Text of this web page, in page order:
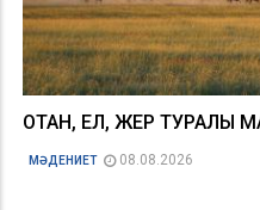
ОТАН, ЕЛ, ЖЕР ТУРАЛЫ
МӘДЕНИЕТ 08.08.2026